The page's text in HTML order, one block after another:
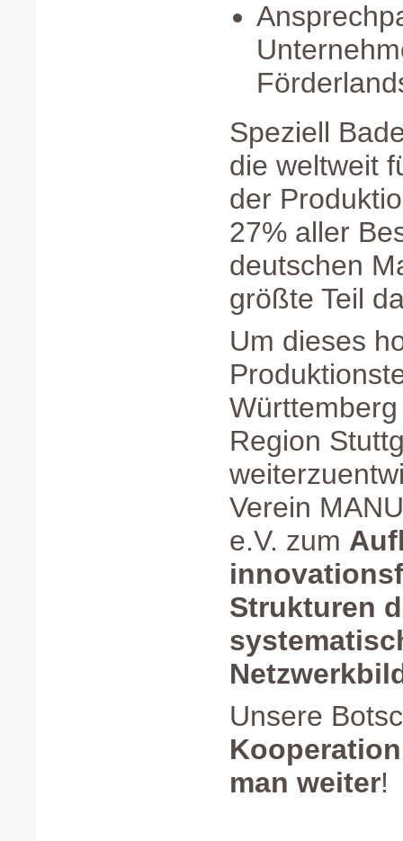
Speziell
die weltweit
der
27% aller
deutschen
größte Teil
Um dieses
Region
Verein
e.V. zum
Strukturen
Unsere
man weiter!